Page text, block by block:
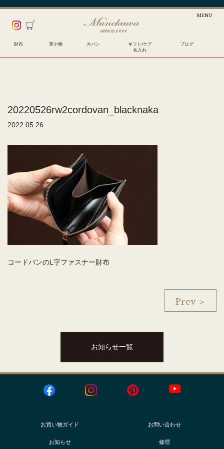
財布 革小物 カバン
ギフト/ケア
名入れ
ブログ
20220526rw2cordovan_blacknaka
2022.05.26
コードバンのL字ファスナー財布
Prev ＞
お知らせ一覧
お買い物ガイド お問い合わせ
お知らせ 修理